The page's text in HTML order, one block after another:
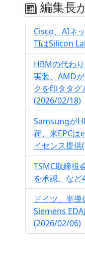
編集長
Cisco、AIネ
TIはSilicon
HBMの代わ
実装、AMD
クを印タタ
(2026/02/18)
Samsungが
荷、米EPCは
イセンス提
TSMC取締役
を承認、な
ドイツ、半導
Siemens
(2026/02/06)